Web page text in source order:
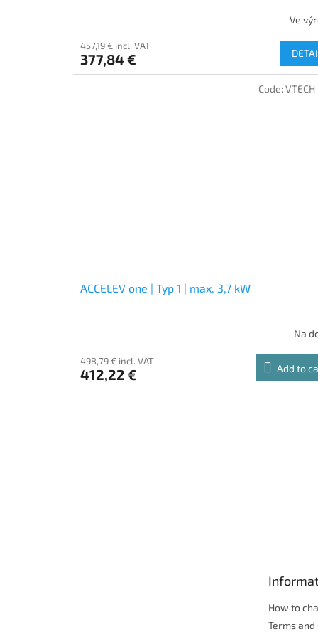
Ve
457,19 € incl. VAT
377,84 €
ACCELEV one | Typ 1 | max. 3,7 kW
Na
498,79 € incl. VAT
412,22 € Add to
Code:
How to
Terms